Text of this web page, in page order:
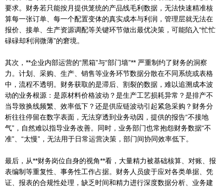
要求。财务若只能按月提供笼统的产品线毛利数据，无法快速精准核
算每一张订单、每一个配置变体的真实成本与利润，管理层就无法在
报价、接单、生产资源调配等关键环节做出最优决策，可能陷入“忙忙
碌碌却利润微薄”的窘境。
其次，**企业内部运营的“黑箱”与“部门墙”** 严重制约了财务的洞察
力。计划、采购、生产、销售等业务环节数据分散在不同系统或表格
中，流程不透明。财务获取的是滞后、割裂的数据，难以追溯成本波
动的业务根源：是原材料价格波动？是生产工艺损耗异常？是排产不
当导致换线频繁、效率低下？还是供应链波动引起紧急采购？财务分
析往往停留在数字表面，无法穿透到业务动因，提供的报告“不接地
气”，自然难以指导业务改善。同时，业务部门也常抱怨财务数据“不
准”、“太慢”，无法用于日常运营决策，部门间协同效率低下。
最后，从**财务岗位自身的视角**看，大量精力被基础核算、对账、报
表编制等重复性、事务性工作占据。财务人员疲于应对各类单据、凭
证、报表的合规性处理，缺乏时间和精力进行深度数据分析、业务建